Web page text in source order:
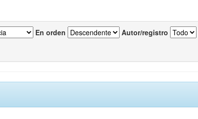
En orden Autor/registro